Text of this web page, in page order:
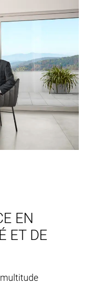
EN
ET DE